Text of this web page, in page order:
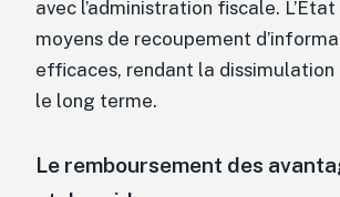
avec l’administration fiscale.
moyens de recoupement
efficaces, rendant la dissimulation
le long terme.
Le remboursement des